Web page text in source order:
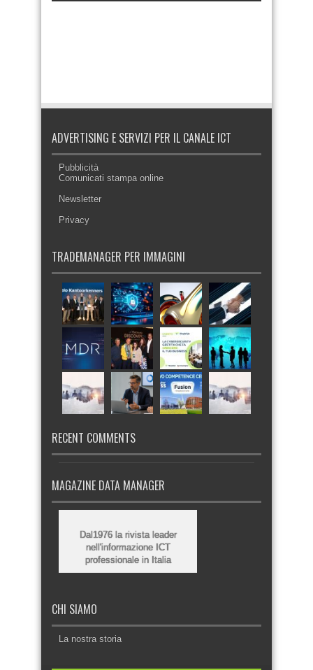
ADVERTISING E SERVIZI PER IL CANALE ICT
Pubblicità
Comunicati stampa online
Newsletter
Privacy
TRADEMANAGER PER IMMAGINI
RECENT COMMENTS
MAGAZINE DATA MANAGER
Dal1976 la rivista leader
nell'informazione ICT
professionale in Italia
CHI SIAMO
La nostra storia